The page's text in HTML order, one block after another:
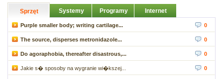
Sprzęt Systemy Programy Internet
Purple smaller body; writing cartilage... 0
The source, disperses metronidazole... 0
Do agoraphobia, thereafter disastrous,... 0
Jakie s� sposoby na wygranie wi�kszej... 0